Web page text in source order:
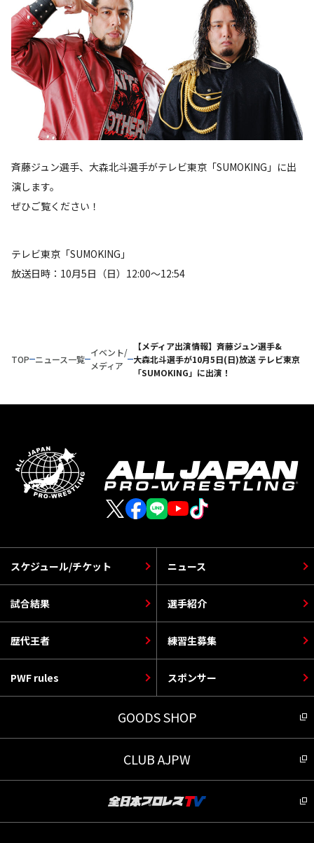
斉藤ジュン選手、大森北斗選手がテレビ東京「SUMOKING」に出
演します。
ぜひご覧ください！
テレビ東京「SUMOKING」
放送日時：10月5日（日）12:00～12:54
TOP ニュース一覧
イベント/
メディア
【メディア出演情報】斉藤ジュン選手&
大森北斗選手が10月5日(日)放送 テレビ東京
「SUMOKING」に出演！
スケジュール/チケット
選手紹介
PWF rules
ニュース
歴代王者
スポンサー
試合結果
練習生募集
GOODS SHOP
CLUB AJPW